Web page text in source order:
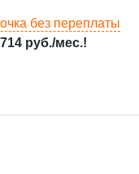
без переплаты
руб./мес.!